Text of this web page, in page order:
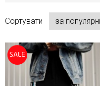
Сортувати
SALE